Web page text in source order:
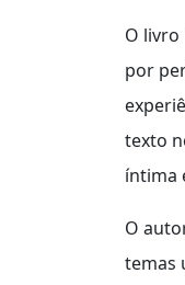
O livro
por
texto
íntima
O
temas